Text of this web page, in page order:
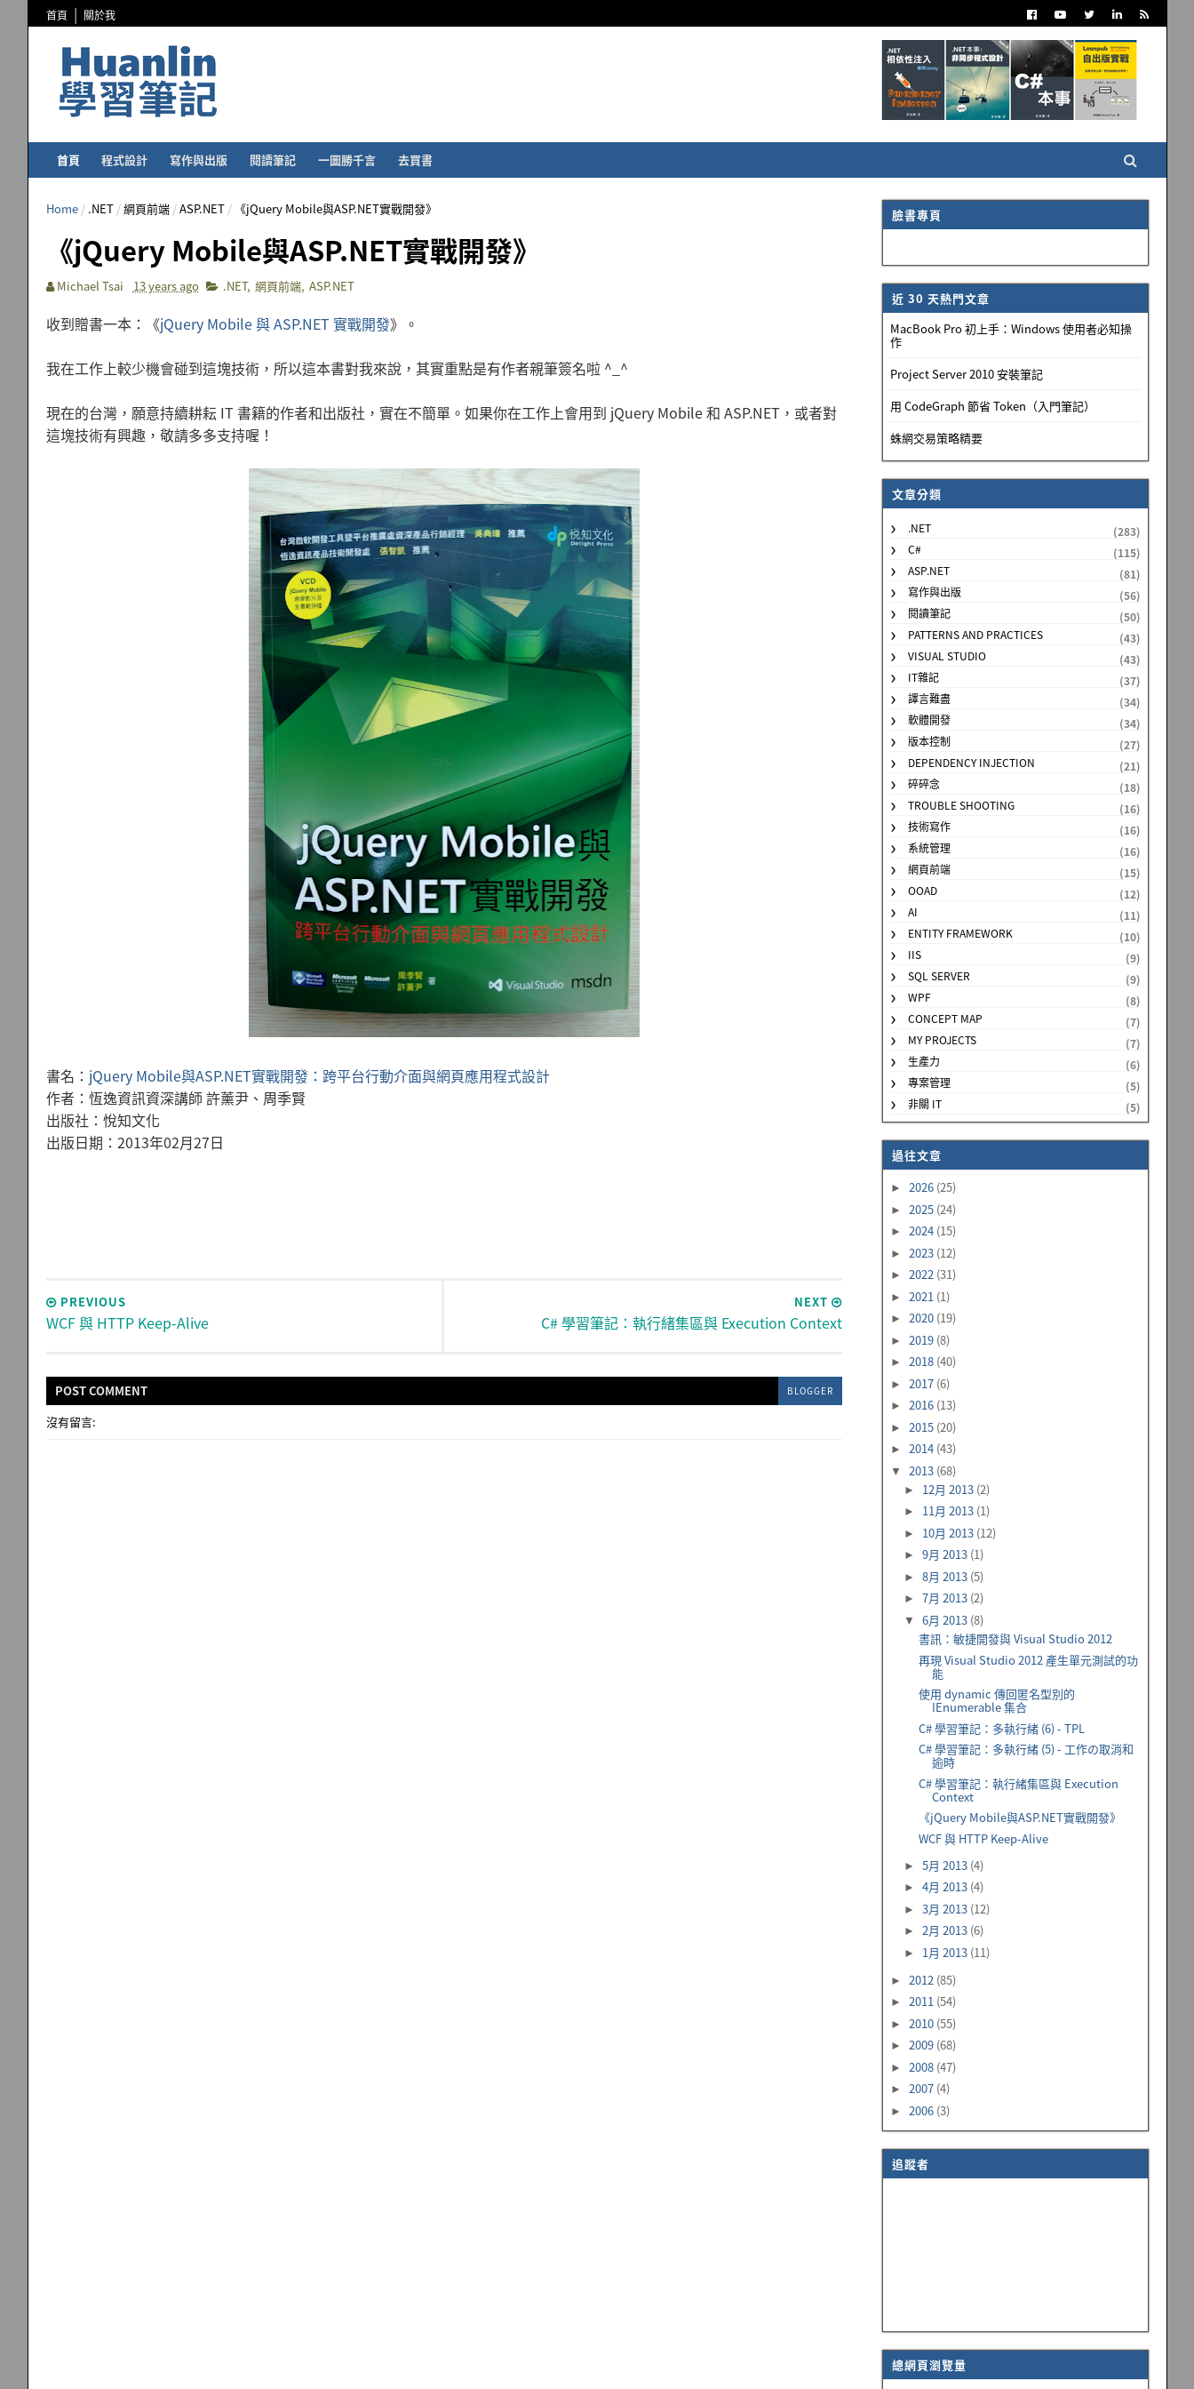
首頁 關於我
首頁 程式設計 寫作與出版 閱讀筆記 一圖勝千言 去買書
Home / .NET /網頁前端 /ASP.NET / 《jQuery Mobile與ASP.NET實戰開發》
《jQuery Mobile與ASP.NET實戰開發》
Michael Tsai 13 years ago .NET, 網頁前端, ASP.NET
收到贈書一本：《jQuery Mobile 與 ASP.NET 實戰開發》。
我在工作上較少機會碰到這塊技術，所以這本書對我來說，其實重點是有作者親筆簽名啦 ^_^
現在的台灣，願意持續耕耘 IT 書籍的作者和出版社，實在不簡單。如果你在工作上會用到 jQuery Mobile 和 ASP.NET，或者對
這塊技術有興趣，敬請多多支持喔！
書名： jQuery Mobile與ASP.NET實戰開發：跨平台行動介面與網頁應用程式設計
作者：恆逸資訊資深講師 許薰尹、周季賢
出版社：悅知文化
出版日期：2013年02月27日
NEXT
C# 學習筆記：執行緒集區與 Execution Context
PREVIOUS
WCF 與 HTTP Keep-Alive
POSTCOMMENT BLOGGER
沒有留言:
臉書專頁
近 30 天熱門文章
MacBook Pro 初上手：Windows 使用者必知操
作
Project Server 2010 安裝筆記
用 CodeGraph 節省 Token（入門筆記）
蛛網交易策略精要
文章分類
.NET
(283)
C#
(115)
ASP.NET
(81)
寫作與出版
(56)
閱讀筆記
(50)
PATTERNS AND PRACTICES
(43)
VISUAL STUDIO
(43)
IT雜記
(37)
譯言難盡
(34)
軟體開發
(34)
版本控制
(27)
DEPENDENCY INJECTION
(21)
碎碎念
(18)
TROUBLE SHOOTING
(16)
技術寫作
(16)
系統管理
(16)
網頁前端
(15)
OOAD
(12)
AI
(11)
ENTITY FRAMEWORK
(10)
IIS
(9)
SQL SERVER
(9)
WPF
(8)
CONCEPT MAP
(7)
MY PROJECTS
(7)
生產力
(6)
專案管理
(5)
非關 IT
(5)
過往文章
► 2026 (25)
► 2025 (24)
► 2024 (15)
► 2023 (12)
► 2022 (31)
► 2021 (1)
► 2020 (19)
► 2019 (8)
► 2018 (40)
► 2017 (6)
► 2016 (13)
► 2015 (20)
► 2014 (43)
▼ 2013 (68)
► 12月 2013 (2)
► 11月 2013 (1)
► 10月 2013 (12)
►9月 2013 (1)
►8月 2013 (5)
►7月 2013 (2)
▼6月 2013 (8)
書訊：敏捷開發與 Visual Studio 2012
再現 Visual Studio 2012 產生單元測試的功
能
使用 dynamic 傳回匿名型別的
IEnumerable 集合
C# 學習筆記：多執行緒 (6) - TPL
C# 學習筆記：多執行緒 (5) - 工作の取消和
逾時
C# 學習筆記：執行緒集區與 Execution
Context
《jQuery Mobile與ASP.NET實戰開發》
WCF 與 HTTP Keep-Alive
►5月 2013 (4)
►4月 2013 (4)
►3月 2013 (12)
►2月 2013 (6)
► 1月 2013 (11)
► 2012 (85)
► 2011 (54)
► 2010 (55)
► 2009 (68)
► 2008 (47)
► 2007 (4)
► 2006 (3)
追蹤者
總網頁瀏覽量